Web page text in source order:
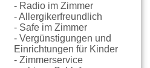
- Radio im Zimmer
- Allergikerfreundlich
- Safe im Zimmer
- Vergünstigungen und
Einrichtungen für Kinder
- Zimmerservice